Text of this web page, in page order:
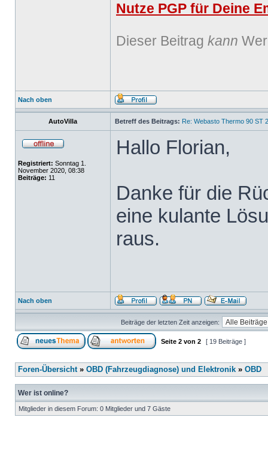
Nutze PGP für Deine
Dieser Beitrag kann
Nach oben
AutoVilla Betreff des Beitrags: Re: Webasto Thermo 90 ST
Registriert: Sonntag 1.
November 2020, 08:38
Beiträge: 11
Hallo Florian,
Danke für die
eine kulante
raus.
Nach oben
Beiträge der letzten Zeit anzeigen:
Seite 2 von 2 [ 19 Beiträge ]
Foren-Übersicht» OBD (Fahrzeugdiagnose) und Elektronik » OBD
Wer ist online?
Mitglieder in diesem Forum: 0 Mitglieder und 7 Gäste